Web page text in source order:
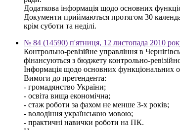
Додаткова інформація щодо основних
Документи приймаються протягом 30
крім суботи та неділі.
№ 84 (14590) п'ятниця, 12 листопада 2010
Контрольно-ревізійне управління в
фінансуються з бюджету контрольно-
Інформація щодо основних функціональних
Вимоги до претендента:
- громадянство України;
- освіта вища економічна;
- стаж роботи за фахом не менше 3-х років;
- володіння українською мовою;
- практичні навички роботи на ПК.